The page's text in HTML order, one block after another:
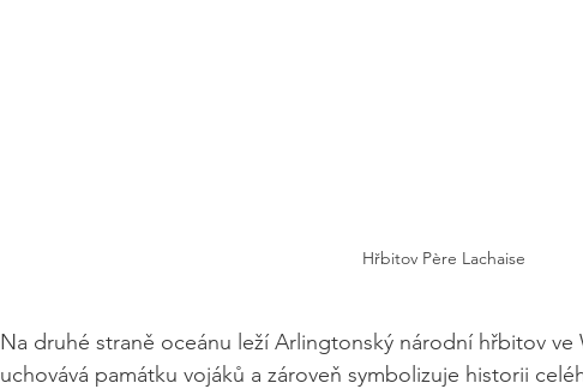
Hřbitov Père Lachaise
Na druhé straně oceánu leží Arlingtonský národní hřbitov
uchovává památku vojáků a zároveň symbolizuje historii